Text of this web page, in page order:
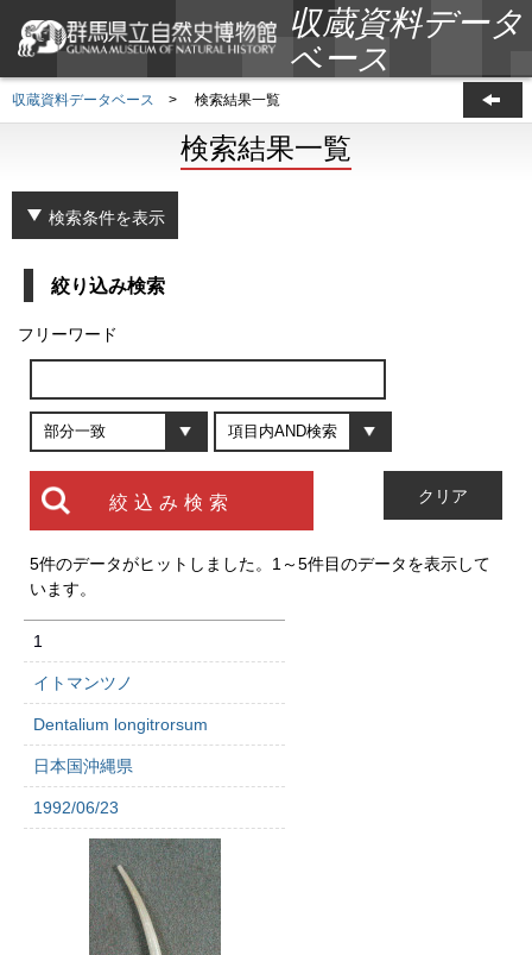
収蔵資料データ
ベース
収蔵資料データベース > 検索結果一覧
検索結果一覧
検索条件を表示
絞り込み検索
フリーワード
5件のデータがヒットしました。1～5件目のデータを表示して
います。
1
イトマンツノ
Dentalium longitrorsum
日本国沖縄県
1992/06/23